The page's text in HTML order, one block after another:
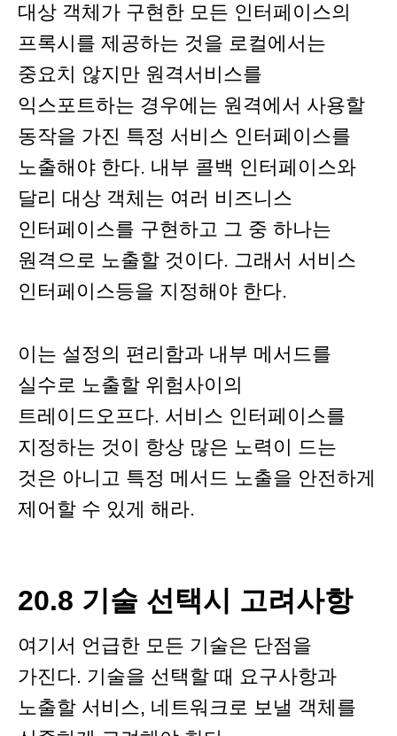
대상 객체가 구현한 모든 인터페이스의
프록시를 제공하는 것을 로컬에서는
중요치 않지만 원격서비스를
익스포트하는 경우에는 원격에서 사용할
동작을 가진 특정 서비스 인터페이스를
노출해야 한다. 내부 콜백 인터페이스와
달리 대상 객체는 여러 비즈니스
인터페이스를 구현하고 그 중 하나는
원격으로 노출할 것이다. 그래서 서비스
인터페이스등을 지정해야 한다.
이는 설정의 편리함과 내부 메서드를
실수로 노출할 위험사이의
트레이드오프다. 서비스 인터페이스를
지정하는 것이 항상 많은 노력이 드는
것은 아니고 특정 메서드 노출을 안전하게
제어할 수 있게 해라.
20.8 기술 선택시 고려사항
여기서 언급한 모든 기술은 단점을
가진다. 기술을 선택할 때 요구사항과
노출할 서비스, 네트워크로 보낼 객체를